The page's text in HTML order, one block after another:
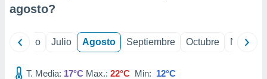
agosto?
Junio Julio Agosto Septiembre Octubre
T. Media: 17°C Max.: 22°C Min: 12°C